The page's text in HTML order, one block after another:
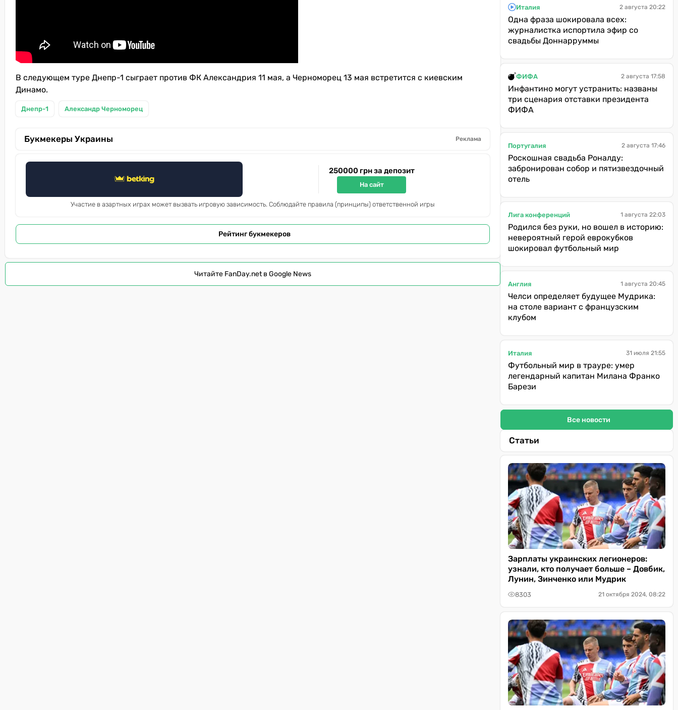
В следующем туре Днепр-1 сыграет против ФК Александрия 11 мая, а Черноморец 13 мая встретится с киевским
Динамо.
Днепр-1 Александр Черноморец
Букмекеры Украины Реклама
250000 грн за депозит
На сайт
Участие в азартных играх может вызвать игровую зависимость. Соблюдайте правила (принципы) ответственной игры
Рейтинг букмекеров
Читайте FanDay.net в Google News
Италия 2 августа 20:22
Одна фраза шокировала всех:
журналистка испортила эфир со
свадьбы Доннарруммы
ФИФА 2 августа 17:58
Инфантино могут устранить: названы
три сценария отставки президента
ФИФА
Португалия 2 августа 17:46
Роскошная свадьба Роналду:
забронирован собор и пятизвездочный
отель
Лига конференций 1 августа 22:03
Родился без руки, но вошел в историю:
невероятный герой еврокубков
шокировал футбольный мир
Англия 1 августа 20:45
Челси определяет будущее Мудрика:
на столе вариант с французским
клубом
Италия 31 июля 21:55
Футбольный мир в трауре: умер
легендарный капитан Милана Франко
Барези
Все новости
Статьи
Зарплаты украинских легионеров:
узнали, кто получает больше – Довбик,
Лунин, Зинченко или Мудрик
8303 21 октября 2024, 08:22